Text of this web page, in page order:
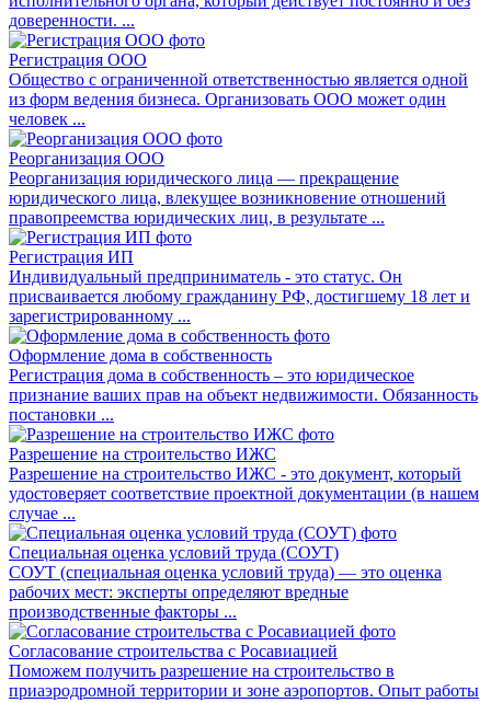
доверенности. ...
Регистрация ООО
Общество с ограниченной ответственностью является одной
из форм ведения бизнеса. Организовать ООО может один
человек ...
Реорганизация ООО
Реорганизация юридического лица — прекращение
юридического лица, влекущее возникновение отношений
правопреемства юридических лиц, в результате ...
Регистрация ИП
Индивидуальный предприниматель - это статус. Он
присваивается любому гражданину РФ, достигшему 18 лет и
зарегистрированному ...
Оформление дома в собственность
Регистрация дома в собственность – это юридическое
признание ваших прав на объект недвижимости. Обязанность
постановки ...
Разрешение на строительство ИЖС
Разрешение на строительство ИЖС - это документ, который
удостоверяет соответствие проектной документации (в нашем
случае ...
Специальная оценка условий труда (СОУТ)
СОУТ (специальная оценка условий труда) — это оценка
рабочих мест: эксперты определяют вредные
производственные факторы ...
Согласование строительства с Росавиацией
Поможем получить разрешение на строительство в
приаэродромной территории и зоне аэропортов. Опыт работы